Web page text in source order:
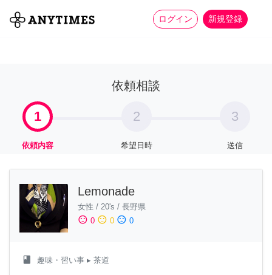
ログイン 新規登録
全て 家事 more_horiz
依頼相談
1
依頼内容
2
希望日時
3
送信
Lemonade
女性 / 20's / 長野県
sentiment_satisfied 0 sentiment_neutral 0 sentiment_dissatisfied 0
class 趣味・習い事 ▸ 茶道